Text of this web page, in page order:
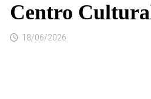
Centro
18/06/2026